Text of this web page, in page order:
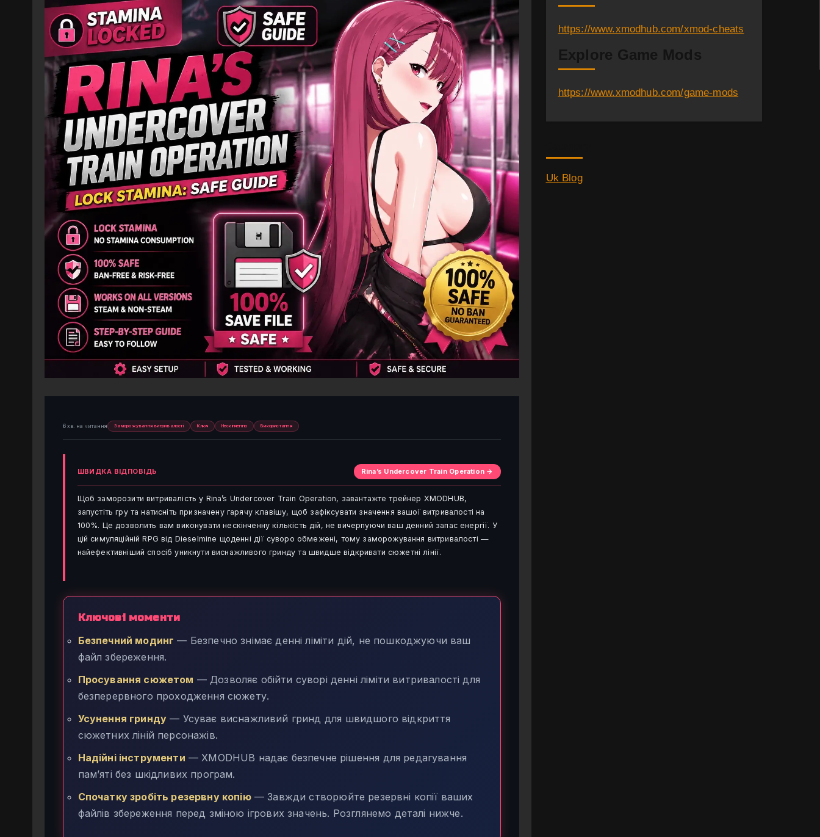
6 хв. на читання Заморожування витривалості Ключ Нескінченно Використання
ШВИДКА ВІДПОВІДЬ Rina’s Undercover Train Operation →
Щоб заморозити витривалість у Rina’s Undercover Train Operation, завантажте трейнер XMODHUB,
запустіть гру та натисніть призначену гарячу клавішу, щоб зафіксувати значення вашої витривалості на
100%. Це дозволить вам виконувати нескінченну кількість дій, не вичерпуючи ваш денний запас енергії. У
цій симуляційній RPG від Dieselmine щоденні дії суворо обмежені, тому заморожування витривалості —
найефективніший спосіб уникнути виснажливого гринду та швидше відкривати сюжетні лінії.
Ключові моменти
Безпечний модинг — Безпечно знімає денні ліміти дій, не пошкоджуючи ваш
файл збереження.
Просування сюжетом — Дозволяє обійти суворі денні ліміти витривалості для
безперервного проходження сюжету.
Усунення гринду — Усуває виснажливий гринд для швидшого відкриття
сюжетних ліній персонажів.
Надійні інструменти — XMODHUB надає безпечне рішення для редагування
пам’яті без шкідливих програм.
Спочатку зробіть резервну копію— Завжди створюйте резервні копії ваших
файлів збереження перед зміною ігрових значень. Розглянемо деталі нижче.
https://www.xmodhub.com/xmod-cheats
Explore Game Mods
https://www.xmodhub.com/game-mods
Uk Blog